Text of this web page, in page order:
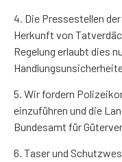
4. Die Pressestellen
Herkunft von
Regelung erlaubt dies
5. Wir fordern
einzuführen und die
Bundesamt für
6. Taser und